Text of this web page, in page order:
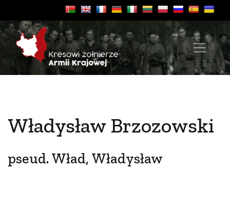
Władysław Brzozowski
pseud. Wład, Władysław